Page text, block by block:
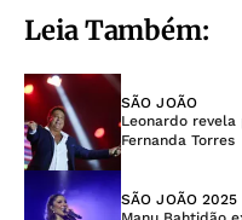
Leia Também:
SÃO JOÃO
Leonardo
Fernanda Torres
SÃO JOÃO 2025